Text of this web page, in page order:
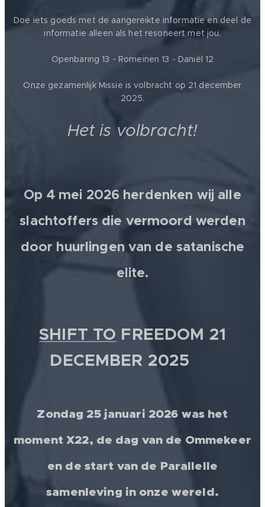
Doe iets goeds met de aangereikte informatie en deel de
informatie alleen als het resoneert met jou.
Openbaring 13 - Romeinen 13 - Daniël 12
Onze gezamenlijk Missie is volbracht op 21 december
2025.
Het is volbracht!
Op 4 mei 2026 herdenken wij alle
slachtoffers die vermoord werden
door huurlingen van de satanische
elite.
SHIFT TO FREEDOM 21
DECEMBER 2025 💫
Zondag 25 januari 2026 was het
moment X22, de dag van de Ommekeer
en de start van de Parallelle
samenleving in onze wereld.